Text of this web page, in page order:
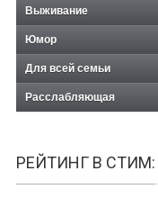
Выживание
Юмор
Для всей семьи
Расслабляющая
РЕЙТИНГ В СТИМ: